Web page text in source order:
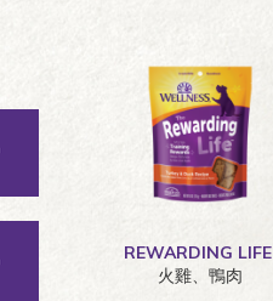
REWARDING LIFE
火雞、鴨肉